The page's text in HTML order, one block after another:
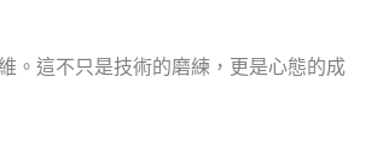
。這不只是技術的磨練，更是心態的成